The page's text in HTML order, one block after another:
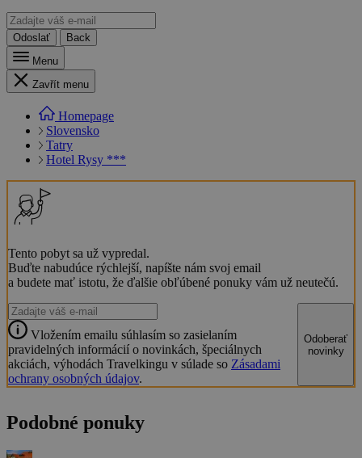
Odoslať
Back
Menu
Zavřít menu
Homepage
Slovensko
Tatry
Hotel Rysy ***
Tento pobyt sa už vypredal.
Buďte nabudúce rýchlejší, napíšte nám svoj email
a budete mať istotu, že ďalšie obľúbené ponuky vám už neutečú.
Vložením emailu súhlasím so zasielaním
pravidelných informácií o novinkách, špeciálnych
akciách, výhodách Travelkingu v súlade so Zásadami
ochrany osobných údajov.
Odoberať
novinky
Podobné ponuky